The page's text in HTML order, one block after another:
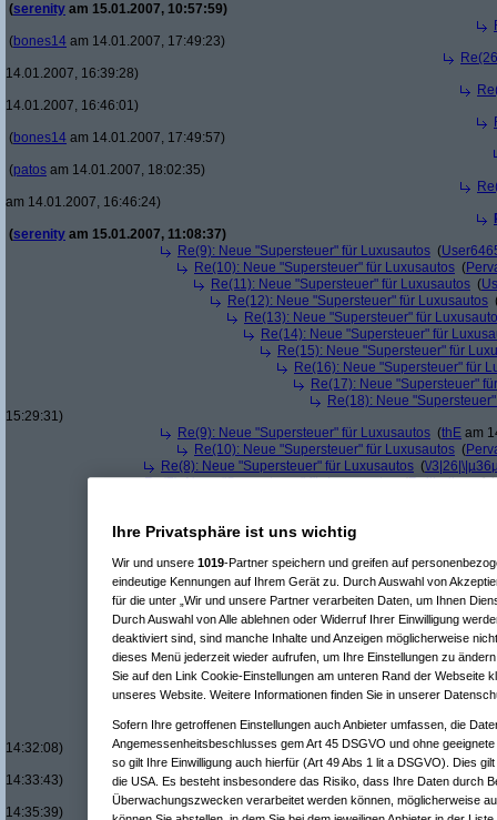
(serenity am 15.01.2007, 10:57:59)
(bones14 am 14.01.2007, 17:49:23)
14.01.2007, 16:39:28)
14.01.2007, 16:46:01)
(bones14 am 14.01.2007, 17:49:57)
(patos am 14.01.2007, 18:02:35)
am 14.01.2007, 16:46:24)
(serenity am 15.01.2007, 11:08:37)
Re(9): Neue "Supersteuer" für Luxusautos (
Re(10): Neue "Supersteuer" für Luxusautos (
Re(11): Neue "Supersteuer" für Luxusautos (
Re(12): Neue "Supersteuer" für Luxusautos
Re(13): Neue "Supersteuer" für
Re(14): Neue "Supersteuer" für
Re(15): Neue "Supersteuer" für
Re(16): Neue "Supersteuer" für
Re(17): Neue "Supersteuer"
Re(18): Neue
15:29:31)
Re(9): Neue "Supersteuer" für Luxusautos (thE am
Re(10): Neue "Supersteuer" für Luxusautos (
Re(8): Neue "Supersteuer" für Luxusautos (\/
Re(7): Neue "Supersteuer" für Luxusautos(Roliboliam
Re(6): Neue "Supersteuer" für Luxusautos
Re(8): Neue "Supersteuer" für Luxusautos(Pervasive
Re(9): Neue "Supersteuer" für Luxusautos(bootleg
Re(10): Neue "Supersteuer" für Luxusautos(
Re(11): Neue "Supersteuer" für Luxusautos(
Re(12): Neue "Supersteuer" für Luxusautos
Re(13): Neue "Supersteuer" für
Re(14): Neue "Supersteuer" für
Re(15): Neue "Supersteuer" für
Re(16): Neue "Supersteuer" für
Re(18): Neue
14:32:08)
Re(19): Neue
14:33:43)
Re(20): Neue
14:35:39)
Ihre Privatsphäre ist uns wichtig
Wir und unsere 1019-Partner speichern und greifen auf
eindeutige Kennungen auf Ihrem Gerät zu. Durch Auswahl von
für die unter „Wir und unsere Partner verarbeiten Daten, um Ihnen
Durch Auswahl von Alle ablehnen oder Widerruf Ihrer Einwilligung
deaktiviert sind, sind manche Inhalte und Anzeigen möglicherweise
dieses Menü jederzeit wieder aufrufen, um Ihre Einstellungen zu
Sie auf den Link Cookie-Einstellungen am unteren Rand der Webseite
unseres Website. Weitere Informationen finden Sie in unserer
Sofern Ihre getroffenen Einstellungen auch Anbieter umfassen, die
Angemessenheitsbeschlusses gem Art 45 DSGVO und ohne
so gilt Ihre Einwilligung auch hierfür (Art 49 Abs 1 lit a DSGVO). Dies
die USA. Es besteht insbesondere das Risiko, dass Ihre Daten durch
Überwachungszwecken verarbeitet werden können, möglicherweise